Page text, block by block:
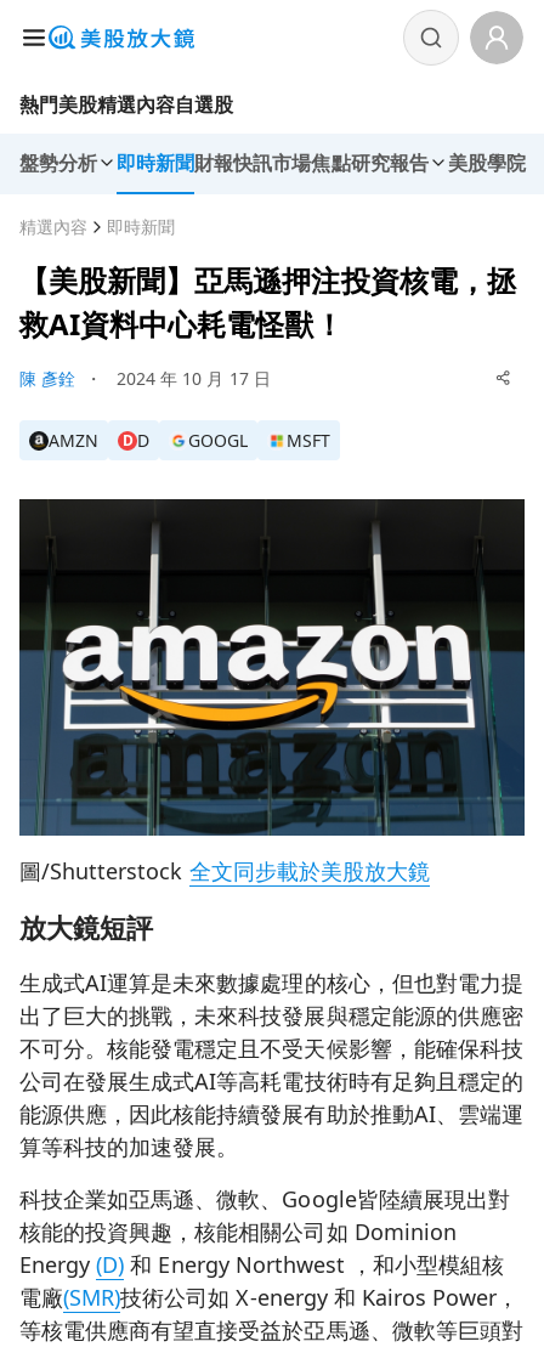
熱門美股精選內容自選股
盤勢分析 即時新聞財報快訊市場焦點研究報告 美股學院
精選內容 即時新聞
【美股新聞】亞馬遜押注投資核電，拯
救AI資料中心耗電怪獸！
陳 彥銓 ・ 2024 年 10 月 17 日
AMZN D D GOOGL MSFT
圖/Shutterstock 全文同步載於美股放大鏡
放大鏡短評
生成式AI運算是未來數據處理的核心，但也對電力提
出了巨大的挑戰，未來科技發展與穩定能源的供應密
不可分。核能發電穩定且不受天候影響，能確保科技
公司在發展生成式AI等高耗電技術時有足夠且穩定的
能源供應，因此核能持續發展有助於推動AI、雲端運
算等科技的加速發展。
科技企業如亞馬遜、微軟、Google皆陸續展現出對
核能的投資興趣，核能相關公司如 Dominion
Energy(D) 和 Energy Northwest ，和小型模組核
電廠(SMR)技術公司如 X-energy 和 Kairos Power，
等核電供應商有望直接受益於亞馬遜、微軟等巨頭對